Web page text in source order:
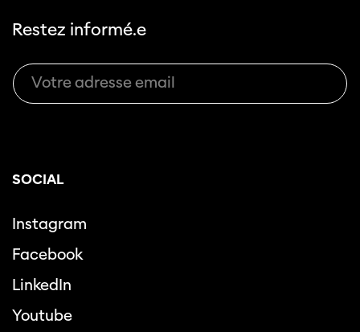
Restez informé.e
SOCIAL
Instagram
Facebook
LinkedIn
Youtube